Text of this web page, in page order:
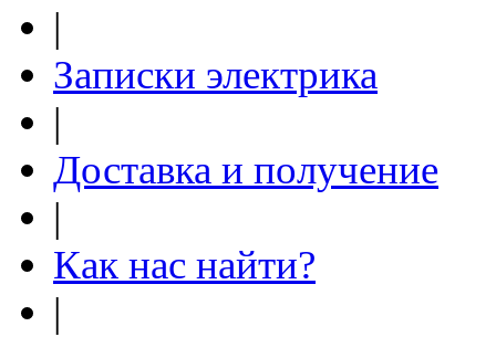
|
Записки электрика
|
Доставка и получение
|
Как нас найти?
|